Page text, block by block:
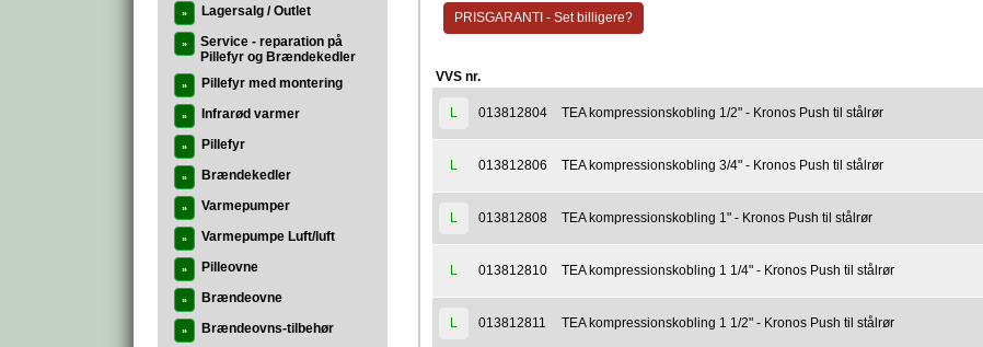
» Lagersalg / Outlet
»
Service - reparation på
Pillefyr og Brændekedler
» Pillefyr med montering
» Infrarød varmer
» Pillefyr
» Brændekedler
» Varmepumper
» Varmepumpe Luft/luft
» Pilleovne
» Brændeovne
» Brændeovns-tilbehør
PRISGARANTI - Set billigere?
VVS nr.
L 013812804 TEA kompressionskobling 1/2" - Kronos Push til stålrør
L 013812806 TEA kompressionskobling 3/4" - Kronos Push til stålrør
L 013812808 TEA kompressionskobling 1" - Kronos Push til stålrør
L 013812810 TEA kompressionskobling 1 1/4" - Kronos Push til stålrør
L 013812811 TEA kompressionskobling 1 1/2" - Kronos Push til stålrør